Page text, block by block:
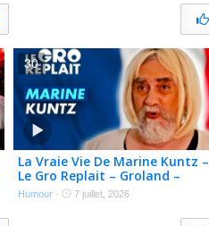
La Vraie Vie De Marine Kuntz –
Le Gro Replait – Groland –
Canal+
Humour · 7 juillet, 2026
30